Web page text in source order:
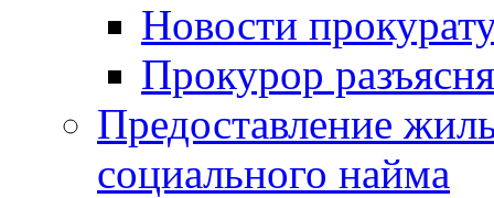
Новости
Прокурор
Предоставление
социального найма